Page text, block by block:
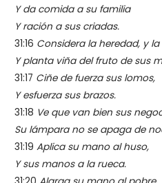
Y da comida a su familia
Y ración a sus criadas.
31:16 Considera la heredad, y
Y planta viña del fruto de sus
31:17 Ciñe de fuerza sus lomos,
Y esfuerza sus brazos.
31:18 Ve que van bien sus
Su lámpara no se apaga de
31:19Aplica su mano al huso,
Y sus manos a la rueca.